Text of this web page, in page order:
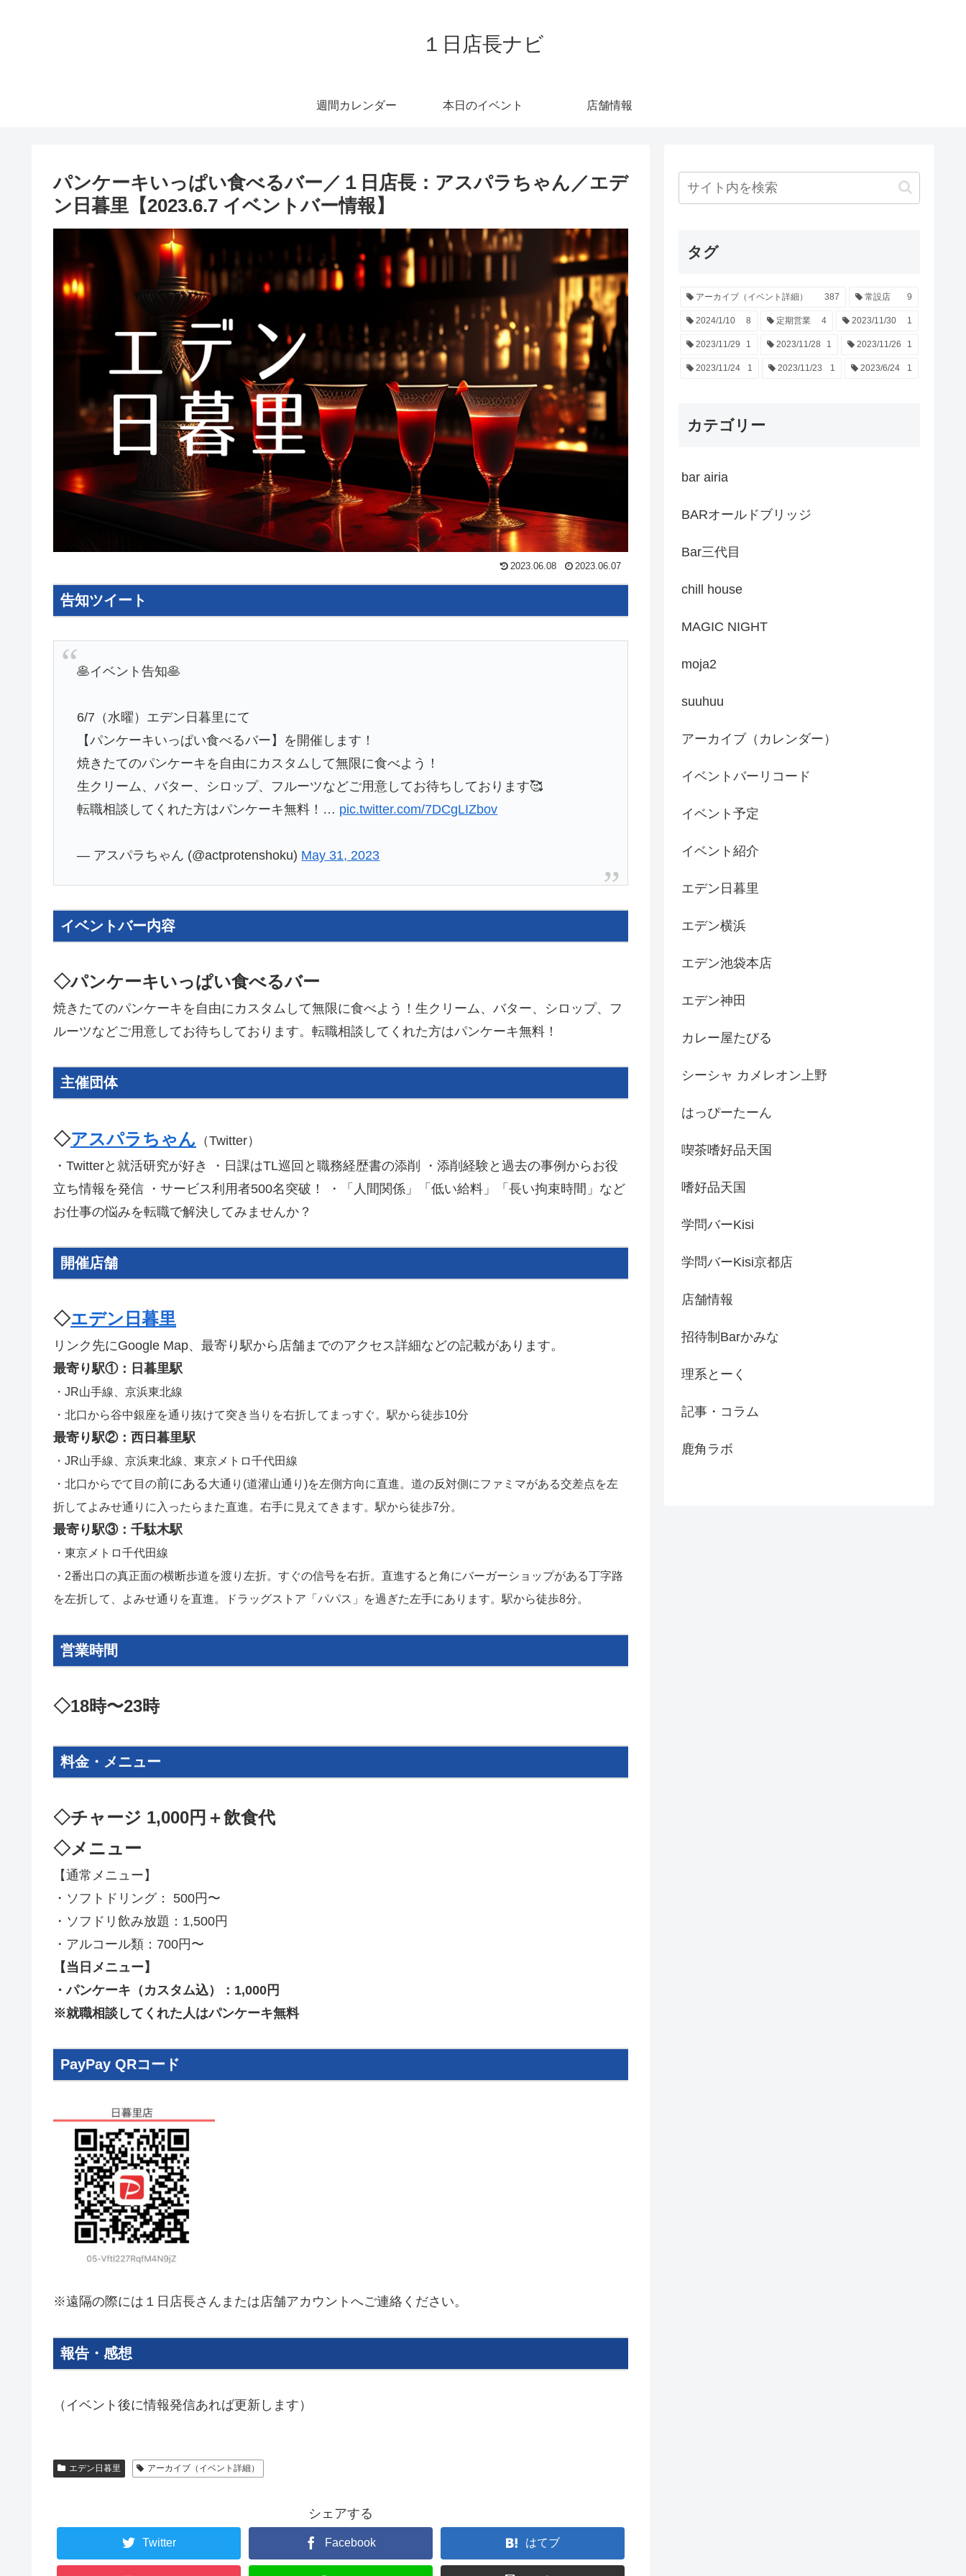
１日店長ナビ
週間カレンダー 本日のイベント 店舗情報
パンケーキいっぱい食べるバー／１日店長：アスパラちゃん／エデ
ン日暮里【2023.6.7 イベントバー情報】
2023.06.08 2023.06.07
告知ツイート
🥞イベント告知🥞
6/7（水曜）エデン日暮里にて
【パンケーキいっぱい食べるバー】を開催します！
焼きたてのパンケーキを自由にカスタムして無限に食べよう！
生クリーム、バター、シロップ、フルーツなどご用意してお待ちしております🥰
転職相談してくれた方はパンケーキ無料！… pic.twitter.com/7DCgLIZbov
— アスパラちゃん (@actprotenshoku) May 31, 2023
イベントバー内容
◇パンケーキいっぱい食べるバー
焼きたてのパンケーキを自由にカスタムして無限に食べよう！生クリーム、バター、シロップ、フ
ルーツなどご用意してお待ちしております。転職相談してくれた方はパンケーキ無料！
主催団体
◇アスパラちゃん （Twitter）
・Twitterと就活研究が好き ・日課はTL巡回と職務経歴書の添削 ・添削経験と過去の事例からお役
立ち情報を発信 ・サービス利用者500名突破！ ・「人間関係」「低い給料」「長い拘束時間」など
お仕事の悩みを転職で解決してみませんか？
開催店舗
◇エデン日暮里
リンク先にGoogle Map、最寄り駅から店舗までのアクセス詳細などの記載があります。
最寄り駅①：日暮里駅
・JR山手線、京浜東北線
・北口から谷中銀座を通り抜けて突き当りを右折してまっすぐ。駅から徒歩10分
最寄り駅②：西日暮里駅
・JR山手線、京浜東北線、東京メトロ千代田線
・北口からでて目の前にある大通り(道灌山通り)を左側方向に直進。道の反対側にファミマがある交差点を左
折してよみせ通りに入ったらまた直進。右手に見えてきます。駅から徒歩7分。
最寄り駅③：千駄木駅
・東京メトロ千代田線
・2番出口の真正面の横断歩道を渡り左折。すぐの信号を右折。直進すると角にバーガーショップがある丁字路
を左折して、よみせ通りを直進。ドラッグストア「パパス」を過ぎた左手にあります。駅から徒歩8分。
営業時間
◇18時〜23時
料金・メニュー
◇チャージ 1,000円＋飲食代
◇メニュー
【通常メニュー】
・ソフトドリング： 500円〜
・ソフドリ飲み放題：1,500円
・アルコール類：700円〜
【当日メニュー】
・パンケーキ（カスタム込）：1,000円
※就職相談してくれた人はパンケーキ無料
PayPay QRコード
※遠隔の際には１日店長さんまたは店舗アカウントへご連絡ください。
報告・感想
（イベント後に情報発信あれば更新します）
エデン日暮里 アーカイブ（イベント詳細）
シェアする
Twitter Facebook はてブ
タグ
アーカイブ（イベント詳細） 387 常設店 9
2024/1/10 8 定期営業 4 2023/11/30 1
2023/11/29 1 2023/11/28 1 2023/11/26 1
2023/11/24 1 2023/11/23 1 2023/6/24 1
カテゴリー
bar airia
BARオールドブリッジ
Bar三代目
chill house
MAGIC NIGHT
moja2
suuhuu
アーカイブ（カレンダー）
イベントバーリコード
イベント予定
イベント紹介
エデン日暮里
エデン横浜
エデン池袋本店
エデン神田
カレー屋たびる
シーシャ カメレオン上野
はっぴーたーん
喫茶嗜好品天国
嗜好品天国
学問バーKisi
学問バーKisi京都店
店舗情報
招待制Barかみな
理系とーく
記事・コラム
鹿角ラボ